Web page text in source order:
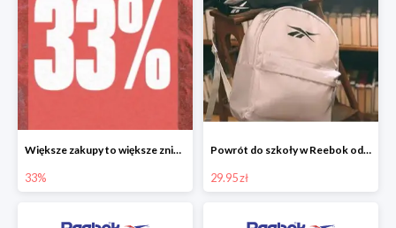
Większe zakupy to większe zniżki, nawet do -33%
33%
Powrót do szkoły w Reebok od 29,95 zł
29.95 zł